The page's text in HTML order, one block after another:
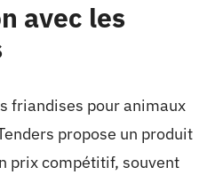
avec les
friandises pour animaux
propose un produit
prix compétitif, souvent